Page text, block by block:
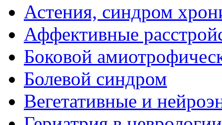
Астения, синдром
Аффективные
Боковой
Болевой синдром
Вегетативные и